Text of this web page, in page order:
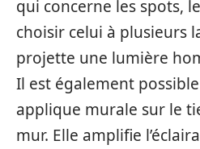
qui concerne les spots,
choisir celui à plusieurs
projette une lumière
Il est également
applique murale sur le
mur. Elle amplifie